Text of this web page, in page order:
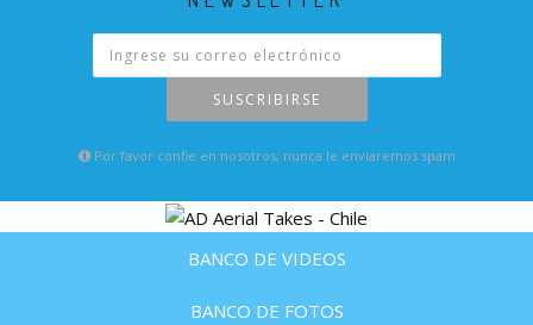
SUSCRIBIRSE
Por favor confie en nosotros, nunca le enviaremos spam
BANCO DE VIDEOS
BANCO DE FOTOS